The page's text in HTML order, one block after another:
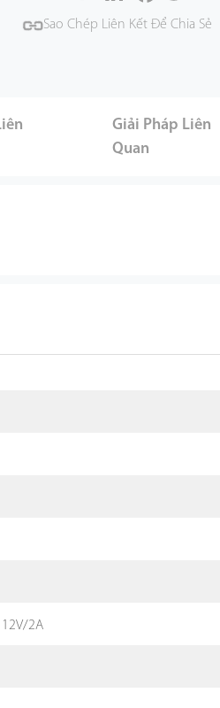
Sao Chép Liên Kết Để Chia Sẻ
Giải Pháp Liên
Quan
12V/2A